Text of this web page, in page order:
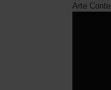
Arte